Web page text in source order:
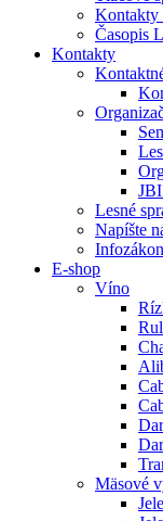
Kontakty
Časopis
Kontakty
Lesné
Napíšte
Infozákon
E-shop
Víno
Mäsové